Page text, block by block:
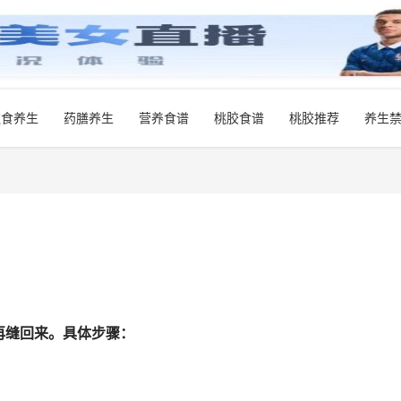
养生 药膳养生 营养食谱 桃胶食谱 桃胶推荐 养生
回来。具体步骤：